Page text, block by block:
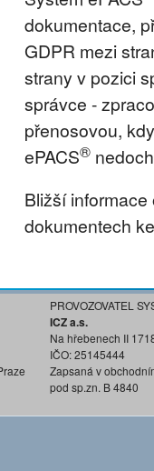
dokumentace,
GDPR mezi
strany v pozici
správce -
přenosovou,
ePACS®
Bližší
dokumentech
PROVOZOVATEL
ICZ a.s.
Na hřebenech II
IČO: 25145444
Zapsaná v
pod sp.zn. B 4840